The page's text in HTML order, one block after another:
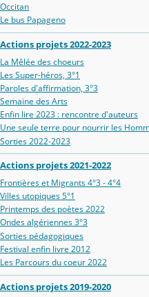
Occitan
Le bus Papageno
Actions projets 2022-2023
La Mêlée des choeurs
Les Super-héros, 3°1
Paroles d'affirmation, 3°3
Semaine des Arts
Enfin lire 2023 : rencontre d'auteurs
Une seule terre pour nourrir les
Sorties 2022-2023
Actions projets 2021-2022
Frontières et Migrants 4°3 - 4°4
Villes utopiques 5°1
Printemps des poètes 2022
Ondes algériennes 3°3
Sorties pédagogiques
Festival enfin livre 2012
Les Parcours du coeur 2022
Actions projets 2019-2020